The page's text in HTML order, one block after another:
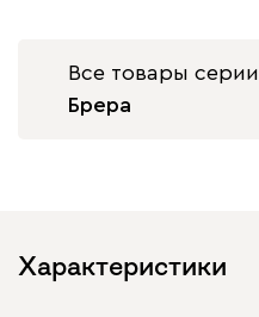
Все товары серии
Брера
Характеристики